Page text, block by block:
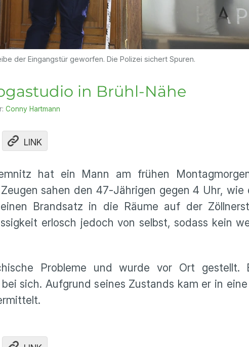
der Eingangstür geworfen. Die Polizei sichert Spuren.
in Brühl-Nähe
Conny Hartmann
LINK
hat ein Mann am frühen
sahen den 47‑Jährigen gegen 4 Uhr, wie
Brandsatz in die Räume auf der
erlosch jedoch von selbst, sodass kein
Probleme und wurde vor Ort gestellt.
sich. Aufgrund seines Zustands kam er in